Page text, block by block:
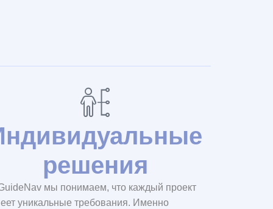
решения
мы понимаем, что каждый проект
уникальные требования. Именно